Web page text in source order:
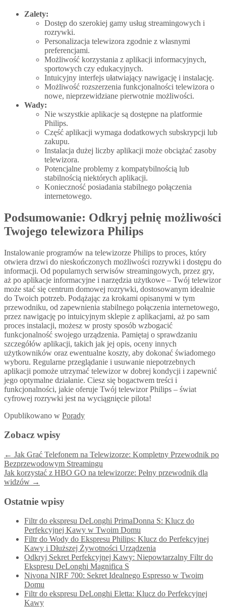
Zalety:
Dostęp do szerokiej gamy usług streamingowych i
rozrywki.
Personalizacja telewizora zgodnie z własnymi
preferencjami.
Możliwość korzystania z aplikacji informacyjnych,
sportowych czy edukacyjnych.
Intuicyjny interfejs ułatwiający nawigację i instalację.
Możliwość rozszerzenia funkcjonalności telewizora o
nowe, nieprzewidziane pierwotnie możliwości.
Wady:
Nie wszystkie aplikacje są dostępne na platformie
Philips.
Część aplikacji wymaga dodatkowych subskrypcji lub
zakupu.
Instalacja dużej liczby aplikacji może obciążać zasoby
telewizora.
Potencjalne problemy z kompatybilnością lub
stabilnością niektórych aplikacji.
Konieczność posiadania stabilnego połączenia
internetowego.
Podsumowanie: Odkryj pełnię możliwości
Twojego telewizora Philips
Instalowanie programów na telewizorze Philips to proces, który
otwiera drzwi do nieskończonych możliwości rozrywki i dostępu do
informacji. Od popularnych serwisów streamingowych, przez gry,
aż po aplikacje informacyjne i narzędzia użytkowe – Twój telewizor
może stać się centrum domowej rozrywki, dostosowanym idealnie
do Twoich potrzeb. Podążając za krokami opisanymi w tym
przewodniku, od zapewnienia stabilnego połączenia internetowego,
przez nawigację po intuicyjnym sklepie z aplikacjami, aż po sam
proces instalacji, możesz w prosty sposób wzbogacić
funkcjonalność swojego urządzenia. Pamiętaj o sprawdzaniu
szczegółów aplikacji, takich jak jej opis, oceny innych
użytkowników oraz ewentualne koszty, aby dokonać świadomego
wyboru. Regularne przeglądanie i usuwanie niepotrzebnych
aplikacji pomoże utrzymać telewizor w dobrej kondycji i zapewnić
jego optymalne działanie. Ciesz się bogactwem treści i
funkcjonalności, jakie oferuje Twój telewizor Philips – świat
cyfrowej rozrywki jest na wyciągnięcie pilota!
Opublikowano w Porady
Zobacz wpisy
← Jak Grać Telefonem na Telewizorze: Kompletny Przewodnik po
Bezprzewodowym Streamingu
Jak korzystać z HBO GO na telewizorze: Pełny przewodnik dla
widzów →
Ostatnie wpisy
Filtr do ekspresu DeLonghi PrimaDonna S: Klucz do
Perfekcyjnej Kawy w Twoim Domu
Filtr do Wody do Ekspresu Philips: Klucz do Perfekcyjnej
Kawy i Dłuższej Żywotności Urządzenia
Odkryj Sekret Perfekcyjnej Kawy: Niepowtarzalny Filtr do
Ekspresu DeLonghi Magnifica S
Nivona NIRF 700: Sekret Idealnego Espresso w Twoim
Domu
Filtr do ekspresu DeLonghi Eletta: Klucz do Perfekcyjnej
Kawy